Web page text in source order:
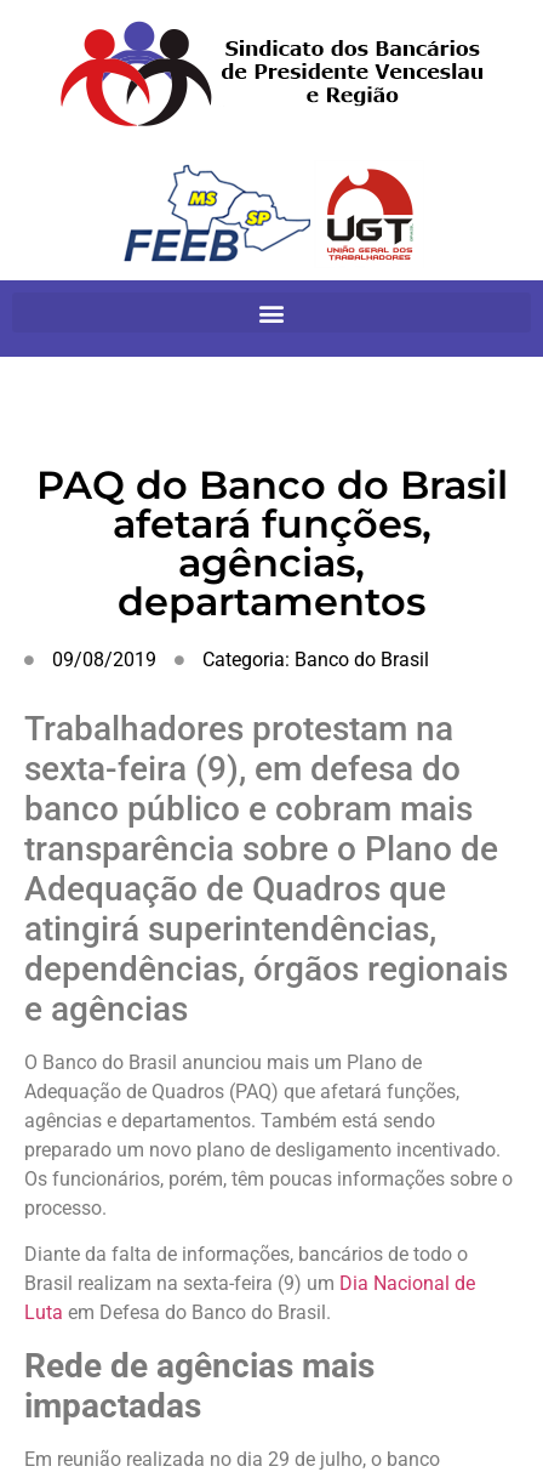
PAQ do Banco do Brasil
afetará funções,
agências,
departamentos
09/08/2019 Categoria: Banco do Brasil
Trabalhadores protestam na
sexta-feira (9), em defesa do
banco público e cobram mais
transparência sobre o Plano de
Adequação de Quadros que
atingirá superintendências,
dependências, órgãos regionais
e agências
O Banco do Brasil anunciou mais um Plano de
Adequação de Quadros (PAQ) que afetará funções,
agências e departamentos. Também está sendo
preparado um novo plano de desligamento incentivado.
Os funcionários, porém, têm poucas informações sobre o
processo.
Diante da falta de informações, bancários de todo o
Brasil realizam na sexta-feira (9) um Dia Nacional de
Luta em Defesa do Banco do Brasil.
Rede de agências mais
impactadas
Em reunião realizada no dia 29 de julho, o banco